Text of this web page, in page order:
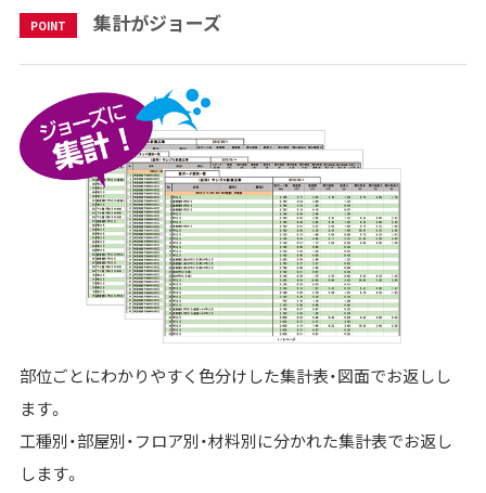
POINT 集計がジョーズ
部位ごとにわかりやすく色分けした集計表・図面でお返しし
ます。
工種別・部屋別・フロア別・材料別に分かれた集計表でお返し
します。